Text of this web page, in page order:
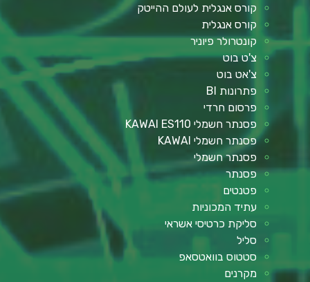
קורס אנגלית לעולם ההייטק
קורס אנגלית
קונטרולר פיוניר
צ'ט בוט
צ'אט בוט
פתרונות BI
פרסום חרדי
פסנתר חשמלי KAWAI ES110
פסנתר חשמלי KAWAI
פסנתר חשמלי
פסנתר
פטנטים
עתיד המכוניות
סליקת כרטיסי אשראי
סליל
סטטוס בוואטסאפ
מקרנים